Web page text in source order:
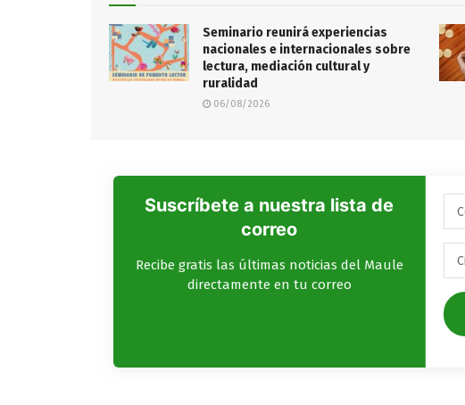
Seminario reunirá experiencias
nacionales e internacionales sobre
lectura, mediación cultural y
ruralidad
06/08/2026
Suscríbete a nuestra lista de
correo
Recibe gratis las últimas noticias del Maule
directamente en tu correo